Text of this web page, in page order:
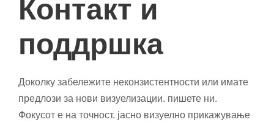
Контакт и
поддршка
Доколку забележите неконзистентности или имате
предлози за нови визуелизации. пишете ни.
Фокусот е на точност. јасно визуелно прикажување